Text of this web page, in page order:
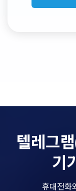
텔레그
기
휴대전화